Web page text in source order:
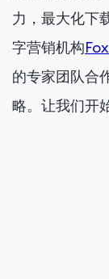
力，最大化下
字营销机构
的专家团队合
略。让我们开